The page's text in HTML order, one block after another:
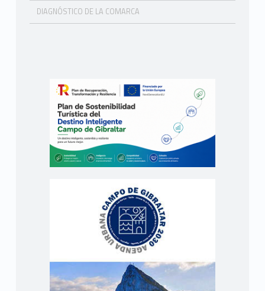
DIAGNÓSTICO DE LA COMARCA